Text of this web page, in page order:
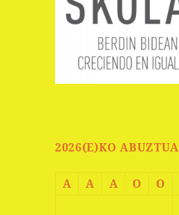
2026(E)KO ABUZTUA
A A A O O